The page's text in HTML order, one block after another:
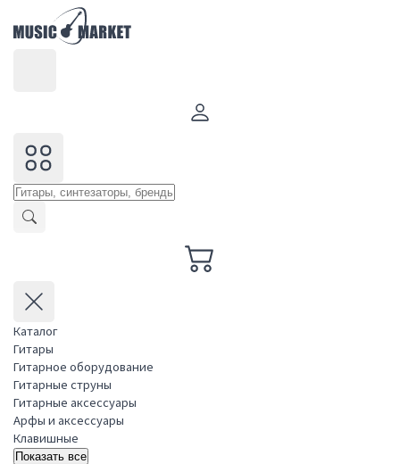
Каталог
Гитары
Гитарное оборудование
Гитарные струны
Гитарные аксессуары
Арфы и аксессуары
Клавишные
Показать все